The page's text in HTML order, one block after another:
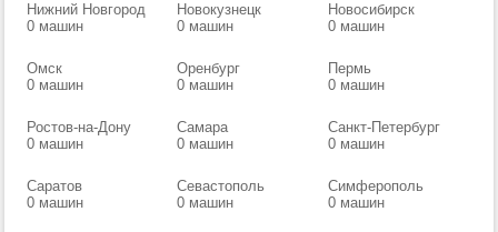
Нижний Новгород
0 машин
Новокузнецк
0 машин
Новосибирск
0 машин
Омск
0 машин
Оренбург
0 машин
Пермь
0 машин
Ростов-на-Дону
0 машин
Самара
0 машин
Санкт-Петербург
0 машин
Саратов
0 машин
Севастополь
0 машин
Симферополь
0 машин